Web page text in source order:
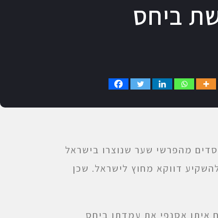
ביחס
מהפרשי שער שנוצרו בישראל
דווקא מחוץ לישראל. שכן
איתן אסנפי את עמדתו ביחס